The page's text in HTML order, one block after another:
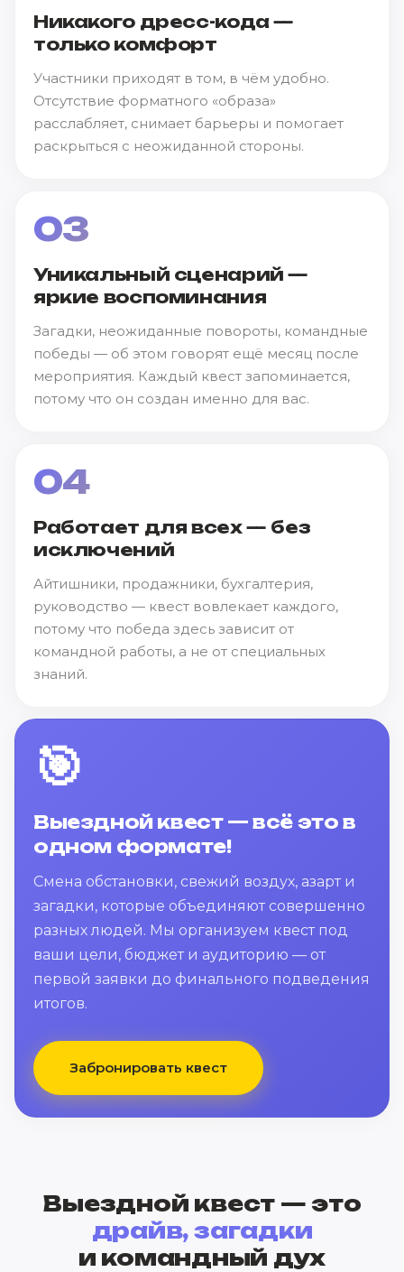
Никакого дресс-кода —
только комфорт
Участники приходят в том, в чём удобно.
Отсутствие форматного «образа»
расслабляет, снимает барьеры и помогает
раскрыться с неожиданной стороны.
03
Уникальный сценарий —
яркие воспоминания
Загадки, неожиданные повороты, командные
победы — об этом говорят ещё месяц после
мероприятия. Каждый квест запоминается,
потому что он создан именно для вас.
04
Работает для всех — без
исключений
Айтишники, продажники, бухгалтерия,
руководство — квест вовлекает каждого,
потому что победа здесь зависит от
командной работы, а не от специальных
знаний.
🎯
Выездной квест — всё это в
одном формате!
Смена обстановки, свежий воздух, азарт и
загадки, которые объединяют совершенно
разных людей. Мы организуем квест под
ваши цели, бюджет и аудиторию — от
первой заявки до финального подведения
итогов.
Забронировать квест
Выездной квест — это
драйв, загадки
и командный дух